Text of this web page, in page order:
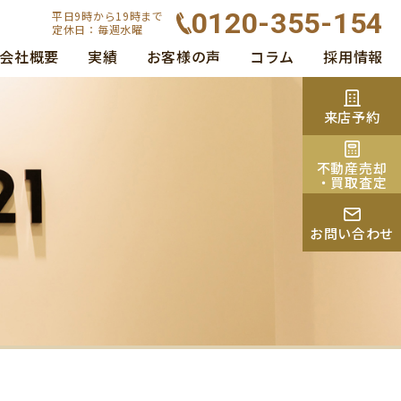
平日9時から19時まで
定休日：毎週水曜
0120-355-154
会社概要 実績 お客様の声 コラム 採用情報
来店予約
不動産売却
・買取査定
お問い合わせ